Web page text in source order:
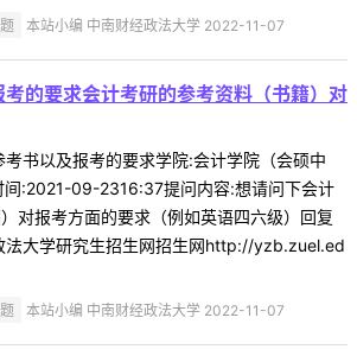
本站小编 中南财经政法大学 2022-11-07
的要求会计考研的参考资料（书籍）对
书以及报考的要求学院:会计学院（会硕中
:2021-09-2316:37提问内容:想请问下会计
对报考方面的要求（例如英语四六级）回复
法大学研究生招生网招生网http://yzb.zuel.ed
本站小编 中南财经政法大学 2022-11-07